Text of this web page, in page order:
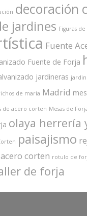
decoración
jardines Figuras
Fuente
Fuente de Forja
jardineras
de maría Madrid
de acero corten Mesas de
olaya herrería
paisajismo
corten rotulo de
de forja